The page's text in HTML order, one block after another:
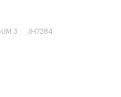
3 JH7284